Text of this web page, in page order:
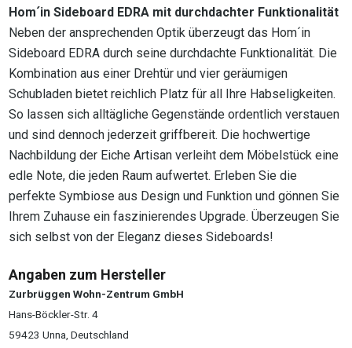
Hom´in Sideboard EDRA mit durchdachter Funktionalität
Neben der ansprechenden Optik überzeugt das Hom´in
Sideboard EDRA durch seine durchdachte Funktionalität. Die
Kombination aus einer Drehtür und vier geräumigen
Schubladen bietet reichlich Platz für all Ihre Habseligkeiten.
So lassen sich alltägliche Gegenstände ordentlich verstauen
und sind dennoch jederzeit griffbereit. Die hochwertige
Nachbildung der Eiche Artisan verleiht dem Möbelstück eine
edle Note, die jeden Raum aufwertet. Erleben Sie die
perfekte Symbiose aus Design und Funktion und gönnen Sie
Ihrem Zuhause ein faszinierendes Upgrade. Überzeugen Sie
sich selbst von der Eleganz dieses Sideboards!
Angaben zum Hersteller
Zurbrüggen Wohn-Zentrum GmbH
Hans-Böckler-Str. 4
59423 Unna, Deutschland